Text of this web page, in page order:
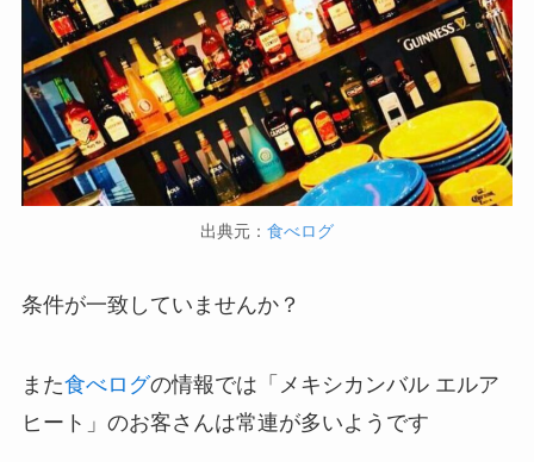
出典元： 食べログ
条件が一致していませんか？
また食べログの情報では「メキシカンバル エルア
ヒート」のお客さんは常連が多いようです